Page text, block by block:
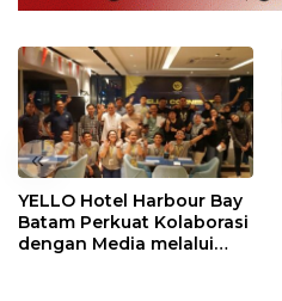
«
YELLO Hotel Harbour Bay
Batam Perkuat Kolaborasi
dengan Media melalui